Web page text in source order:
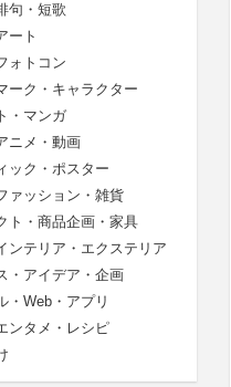
句・短歌
ート
ォトコン
ーク・キャラクター
・マンガ
ニメ・動画
ック・ポスター
ァッション・雑貨
ト・商品企画・家具
ンテリア・エクステリア
・アイデア・企画
・Web・アプリ
ンタメ・レシピ